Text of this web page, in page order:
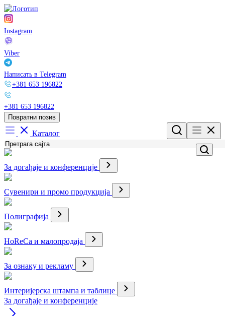
Instagram
Viber
Написать в Telegram
+381 653 196822
+381 653 196822
Повратни позив
Каталог
За догађаје и конференције
Сувенири и промо продукција
Полиграфија
HoReCa и малопродаја
За ознаку и рекламу
Интеријерска штампа и таблице
За догађаје и конференције